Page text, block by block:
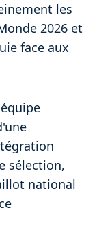
les
2026 et
face aux
sélection,
national